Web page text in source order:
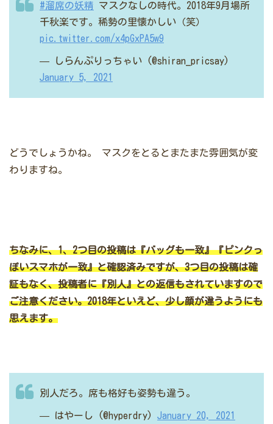
#溜席の妖精 マスクなしの時代。2018年9月場所
千秋楽です。稀勢の里懐かしい（笑）
pic.twitter.com/x4pGxPA5w9
— しらんぷりっちゃい (@shiran_pricsay)
January 5, 2021
どうでしょうかね。
マスクをとるとまたまた雰囲気が変
わりますね。
ちなみに、1、2つ目の投稿は『バッグも一致』『ピンクっ
ぽいスマホが一致』と確認済みですが、3つ目の投稿は確
証もなく、投稿者に『別人』との返信もされていますので
ご注意ください。2018年といえど、少し顔が違うようにも
思えます。
別人だろ。席も格好も姿勢も違う。
— はやーし (@hyperdry) January 20, 2021